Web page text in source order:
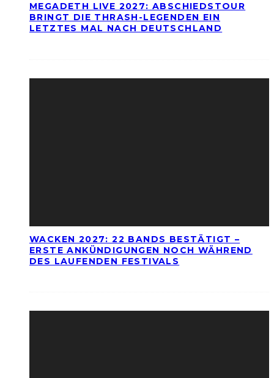
MEGADETH LIVE 2027: ABSCHIEDSTOUR
BRINGT DIE THRASH-LEGENDEN EIN
LETZTES MAL NACH DEUTSCHLAND
WACKEN 2027: 22 BANDS BESTÄTIGT –
ERSTE ANKÜNDIGUNGEN NOCH WÄHREND
DES LAUFENDEN FESTIVALS